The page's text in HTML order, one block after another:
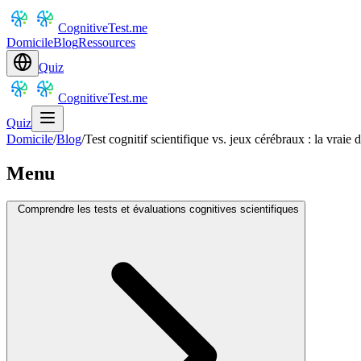
CognitiveTest.me
DomicileBlogRessources
Quiz
CognitiveTest.me
Quiz
Domicile/Blog/Test cognitif scientifique vs. jeux cérébraux : la vraie
Menu
Comprendre les tests et évaluations cognitives scientifiques